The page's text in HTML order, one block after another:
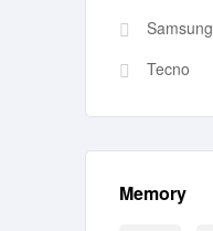
Samsung
Tecno
Memory